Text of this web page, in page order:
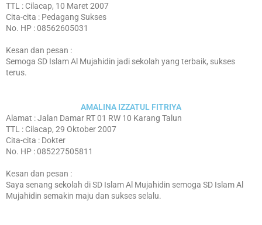
TTL : Cilacap, 10 Maret 2007
Cita-cita : Pedagang Sukses
No. HP : 08562605031
Kesan dan pesan :
Semoga SD Islam Al Mujahidin jadi sekolah yang terbaik, sukses
terus.
AMALINA IZZATUL FITRIYA
Alamat : Jalan Damar RT 01 RW 10 Karang Talun
TTL : Cilacap, 29 Oktober 2007
Cita-cita : Dokter
No. HP : 085227505811
Kesan dan pesan :
Saya senang sekolah di SD Islam Al Mujahidin semoga SD Islam Al
Mujahidin semakin maju dan sukses selalu.